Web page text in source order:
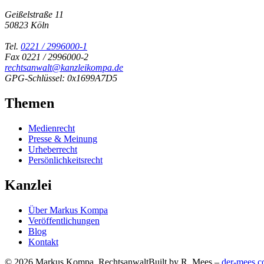
Geißelstraße 11
50823 Köln
Tel. 0221 / 2996000-1
Fax 0221 / 2996000-2
rechtsanwalt@kanzleikompa.de
GPG-Schlüssel: 0x1699A7D5
Themen
Medienrecht
Presse & Meinung
Urheberrecht
Persönlichkeitsrecht
Kanzlei
Über Markus Kompa
Veröffentlichungen
Blog
Kontakt
© 2026 Markus Kompa, RechtsanwaltBuilt by R. Mees – der-